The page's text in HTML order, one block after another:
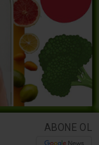
ABONE OL